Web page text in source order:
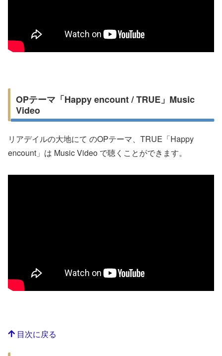
OPテーマ「Happy encount / TRUE」Music
Video
リアデイルの大地にて のOPテーマ、TRUE「Happy
encount」は Music Video で聴くことができます。
目次に戻る